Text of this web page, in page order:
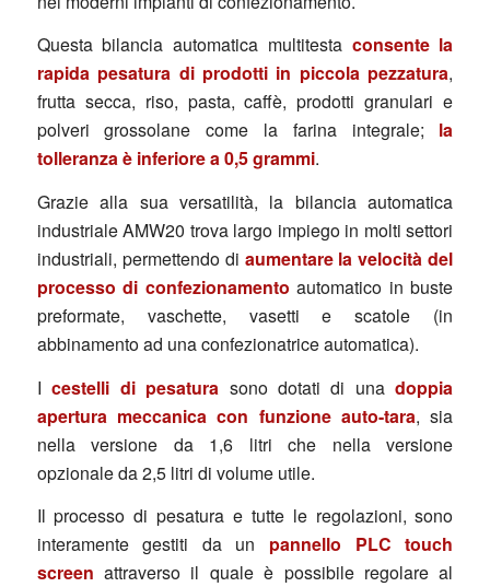
Questa bilancia automatica multitesta consente la
rapida pesatura di prodotti in piccola pezzatura,
frutta secca, riso, pasta, caffè, prodotti granulari e
polveri grossolane come la farina integrale; la
tolleranza è inferiore a 0,5 grammi.
Grazie alla sua versatilità, la bilancia automatica
industriale AMW20 trova largo impiego in molti settori
industriali, permettendo di aumentare la velocità del
processo di confezionamento automatico in buste
preformate, vaschette, vasetti e scatole (in
abbinamento ad una confezionatrice automatica).
Icestelli di pesatura sono dotati di unadoppia
apertura meccanica con funzione auto-tara, sia
nella versione da 1,6 litri che nella versione
opzionale da 2,5 litri di volume utile.
Il processo di pesatura e tutte le regolazioni, sono
interamente gestiti da un pannello PLC touch
screen attraverso il quale è possibile regolare al